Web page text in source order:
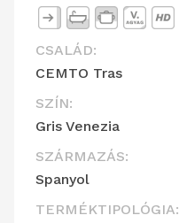
CSALÁD:
CEMTO Tras
SZÍN:
Gris Venezia
SZÁRMAZÁS:
Spanyol
TERMÉKTIPOLÓGIA: